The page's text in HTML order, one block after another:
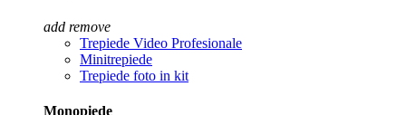
add remove
Trepiede Video Profesionale
Minitrepiede
Trepiede foto in kit
Monopiede